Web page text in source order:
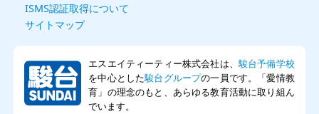
ISMS認証取得について
サイトマップ
エスエイティーティー株式会社は、駿台予備学校
を中心とした駿台グループの一員です。「愛情教
育」の理念のもと、あらゆる教育活動に取り組ん
でいます。